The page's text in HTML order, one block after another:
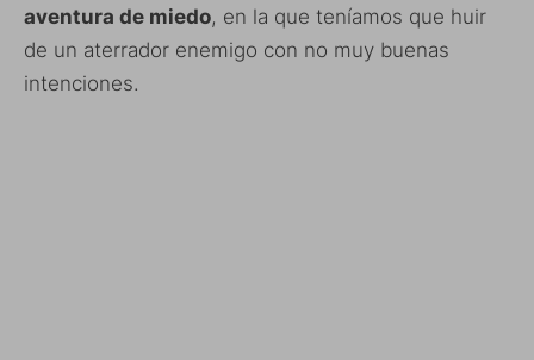
aventura de miedo, en la que teníamos que huir
de un aterrador enemigo con no muy buenas
intenciones.